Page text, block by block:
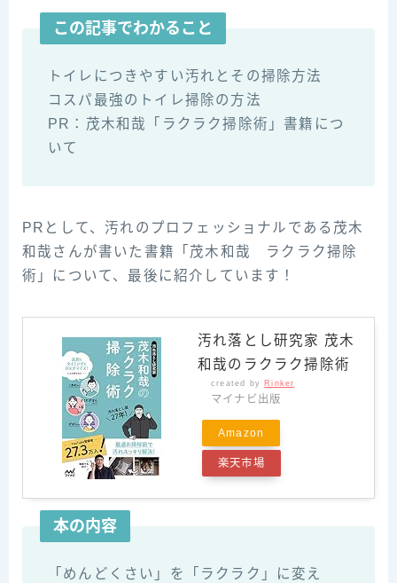
この記事でわかること
トイレにつきやすい汚れとその掃除方法
コスパ最強のトイレ掃除の方法
PR：茂木和哉「ラクラク掃除術」書籍につ
いて
PRとして、汚れのプロフェッショナルである茂木
和哉さんが書いた書籍「茂木和哉 ラクラク掃除
術」について、最後に紹介しています！
汚れ落とし研究家 茂木
和哉のラクラク掃除術
created by Rinker
マイナビ出版
Amazon
楽天市場
本の内容
「めんどくさい」を「ラクラク」に変え